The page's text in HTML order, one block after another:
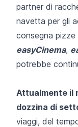
partner di
navetta per gli
consegna pizze
easyCinema,
potrebbe
Attualmente il
dozzina di
viaggi, del